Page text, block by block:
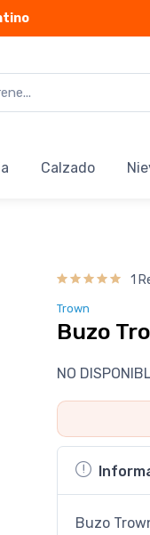
Calzado
1
Trown
Buzo
NO
Buzo